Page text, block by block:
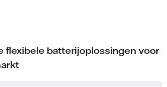
flexibele batterijoplossingen voor